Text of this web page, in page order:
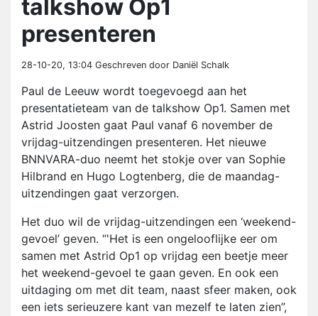
talkshow Op1
presenteren
28-10-20, 13:04 Geschreven door Daniël Schalk
Paul de Leeuw wordt toegevoegd aan het
presentatieteam van de talkshow Op1. Samen met
Astrid Joosten gaat Paul vanaf 6 november de
vrijdag-uitzendingen presenteren. Het nieuwe
BNNVARA-duo neemt het stokje over van Sophie
Hilbrand en Hugo Logtenberg, die de maandag-
uitzendingen gaat verzorgen.
Het duo wil de vrijdag-uitzendingen een ‘weekend-
gevoel’ geven. “'Het is een ongelooflijke eer om
samen met Astrid Op1 op vrijdag een beetje meer
het weekend-gevoel te gaan geven. En ook een
uitdaging om met dit team, naast sfeer maken, ook
een iets serieuzere kant van mezelf te laten zien”,